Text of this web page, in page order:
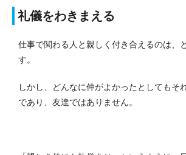
礼儀をわきまえる
仕事で関わる人と親しく付き合えるのは、
す。
しかし、どんなに仲がよかったとしてもそ
であり、友達ではありません。